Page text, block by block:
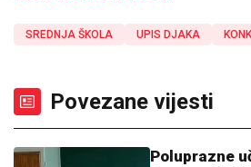
SREDNJA ŠKOLA UPIS DJAKA
Povezane vijesti
Poluprazne